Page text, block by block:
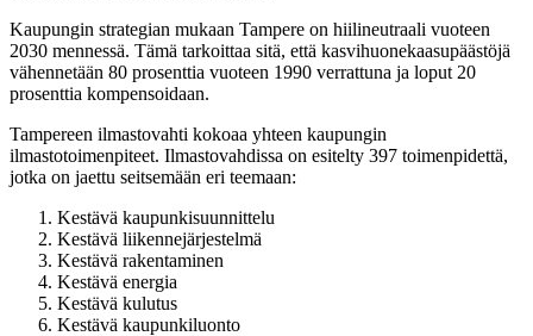
Kaupungin strategian mukaan Tampere on hiilineutraali vuoteen
2030 mennessä. Tämä tarkoittaa sitä, että kasvihuonekaasupäästöjä
vähennetään 80 prosenttia vuoteen 1990 verrattuna ja loput 20
prosenttia kompensoidaan.
Tampereen ilmastovahti kokoaa yhteen kaupungin
ilmastotoimenpiteet. Ilmastovahdissa on esitelty 397 toimenpidettä,
jotka on jaettu seitsemään eri teemaan:
Kestävä kaupunkisuunnittelu
Kestävä liikennejärjestelmä
Kestävä rakentaminen
Kestävä energia
Kestävä kulutus
Kestävä kaupunkiluonto